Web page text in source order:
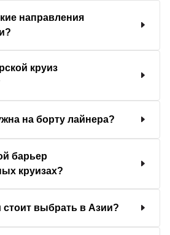
направления
круиз
на борту лайнера?
барьер
круизах?
стоит выбрать в Азии?